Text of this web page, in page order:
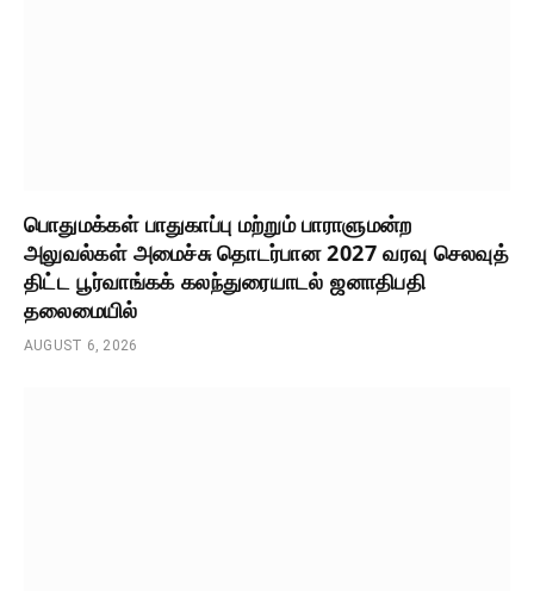
பொதுமக்கள் பாதுகாப்பு மற்றும் பாராளுமன்ற
அலுவல்கள் அமைச்சு தொடர்பான 2027 வரவு செலவுத்
திட்ட பூர்வாங்கக் கலந்துரையாடல் ஜனாதிபதி
தலைமையில்
AUGUST 6, 2026